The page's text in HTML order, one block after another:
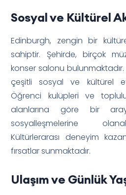
Sosyal ve Kültürel
Edinburgh, zengin bir
sahiptir. Şehirde, birçok
konser salonu
çeşitli sosyal ve kültürel
Öğrenci kulüpleri ve
alanlarına göre bir
sosyalleşmelerine
Kültürlerarası deneyim
fırsatlar sunmaktadır.
Ulaşım ve Günlük